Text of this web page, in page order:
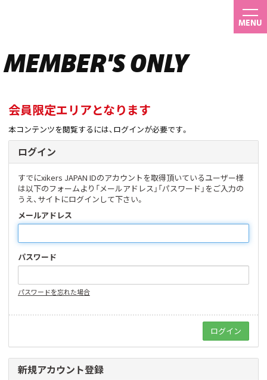
MENU
MEMBER'S ONLY
会員限定エリアとなります
本コンテンツを閲覧するには、ログインが必要です。
ログイン
すでにxikers JAPAN IDのアカウントを取得頂いているユーザー様
は以下のフォームより「メールアドレス」「パスワード」をご入力の
うえ、サイトにログインして下さい。
メールアドレス
パスワード
パスワードを忘れた場合
新規アカウント登録